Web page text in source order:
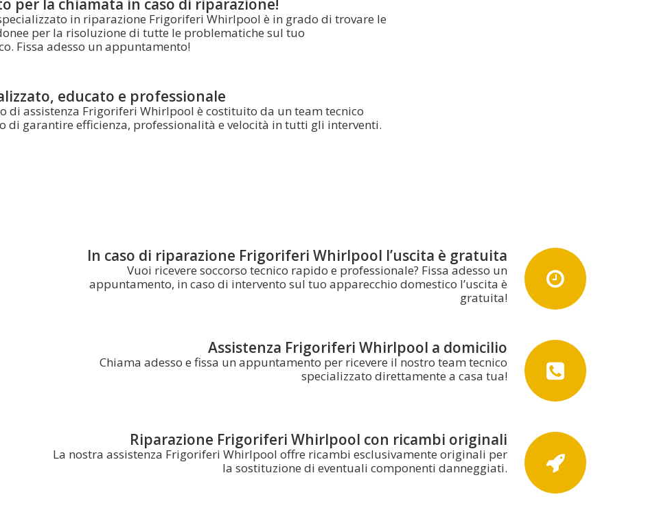
per la chiamata in caso di riparazione!
in riparazione Frigoriferi Whirlpool è in grado di trovare le
per la risoluzione di tutte le problematiche sul tuo
Fissa adesso un appuntamento!
educato e professionale
di assistenza Frigoriferi Whirlpool è costituito da un team tecnico
di garantire efficienza, professionalità e velocità in tutti gli interventi.
In caso di riparazione Frigoriferi Whirlpool l’uscita è gratuita
Vuoi ricevere soccorso tecnico rapido e professionale? Fissa adesso un
appuntamento, in caso di intervento sul tuo apparecchio domestico l’uscita è
gratuita!
Assistenza Frigoriferi Whirlpool a domicilio
Chiama adesso e fissa un appuntamento per ricevere il nostro team tecnico
specializzato direttamente a casa tua!
Riparazione Frigoriferi Whirlpool con ricambi originali
La nostra assistenza Frigoriferi Whirlpool offre ricambi esclusivamente originali per
la sostituzione di eventuali componenti danneggiati.